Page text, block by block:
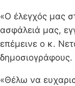
«Ο έλεγχός μας
ασφάλειά μας,
επέμεινε ο κ.
δημοσιογράφους.
«Θέλω να